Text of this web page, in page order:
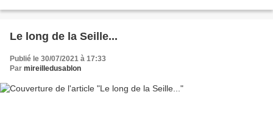
Le long de la Seille...
Publié le 30/07/2021 à 17:33
Par mireilledusablon